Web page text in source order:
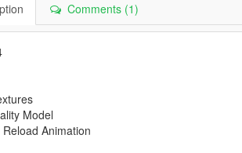
Comments (1)
Model
Animation